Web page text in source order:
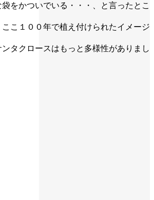
をかついでいる・・・、と言ったとこ
こ１００年で植え付けられたイメージ
ンタクロースはもっと多様性がありまし